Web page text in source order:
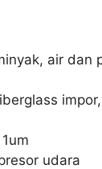
air dan
udara